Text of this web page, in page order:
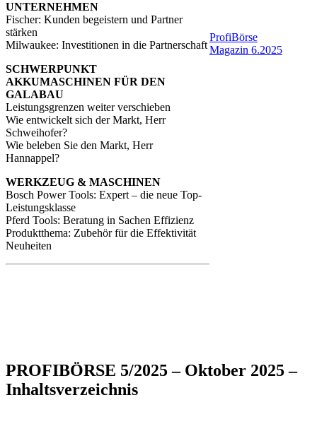
UNTERNEHMEN
Fischer: Kunden begeistern und Partner
stärken
Milwaukee: Investitionen in die Partnerschaft
SCHWERPUNKT
AKKUMASCHINEN FÜR DEN
GALABAU
Leistungsgrenzen weiter verschieben
Wie entwickelt sich der Markt, Herr
Schweihofer?
Wie beleben Sie den Markt, Herr
Hannappel?
WERKZEUG & MASCHINEN
Bosch Power Tools: Expert – die neue Top-
Leistungsklasse
Pferd Tools: Beratung in Sachen Effizienz
Produktthema: Zubehör für die Effektivität
Neuheiten
ProfiBörse
Magazin 6.2025
PROFIBÖRSE 5/2025 – Oktober 2025 –
Inhaltsverzeichnis